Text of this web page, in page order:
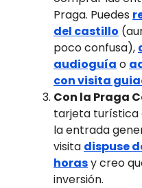
Praga. Puedes
del castillo
poco confusa),
audioguía o
con visita
Con la Praga
tarjeta turística
la entrada
visita dispuse
horasy creo
inversión.